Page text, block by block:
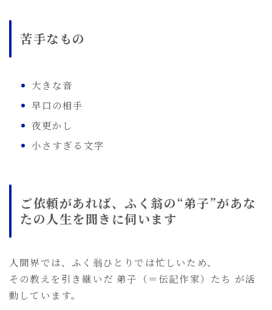
苦手なもの
大きな音
早口の相手
夜更かし
小さすぎる文字
ご依頼があれば、ふく翁の“弟子”があな
たの人生を聞きに伺います
人間界では、ふく翁ひとりでは忙しいため、
その教えを引き継いだ 弟子（＝伝記作家）たち が活
動しています。